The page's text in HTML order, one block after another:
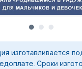
изготавливается
Сроки